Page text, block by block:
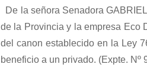
De la señora Senadora
de la Provincia y la empresa Eco
del canon establecido en la Ley
beneficio a un privado. (Expte.